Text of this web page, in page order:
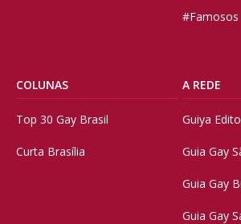
#Famosos
COLUNAS
Top 30 Gay Brasil
Curta Brasília
A REDE
Guiya
Guia Gay
Guia Gay
Guia Gay